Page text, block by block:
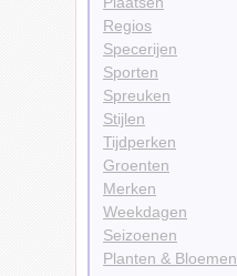
Regios
Specerijen
Sporten
Spreuken
Stijlen
Tijdperken
Groenten
Merken
Weekdagen
Seizoenen
Planten & Bloemen